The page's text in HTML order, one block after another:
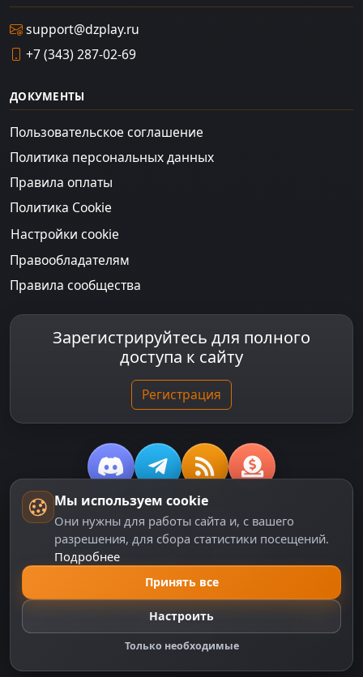
support@dzplay.ru
+7 (343) 287-02-69
ДОКУМЕНТЫ
Пользовательское соглашение
Политика персональных данных
Правила оплаты
Политика Cookie
Настройки cookie
Правообладателям
Правила сообщества
Зарегистрируйтесь для полного
доступа к сайту
Регистрация
© 2018-2026 dzplay.ru
Размещенная на сайте информация носит
информационный характер и не является публичной
офертой, определяемой положениями ч. 2 ст. 437 ГК
РФ, исключая блоки, помеченные как "Реклама".
Мы используем cookie
Они нужны для работы сайта и, с вашего
разрешения, для сбора статистики посещений.
Подробнее
Принять все
Настроить
Только необходимые